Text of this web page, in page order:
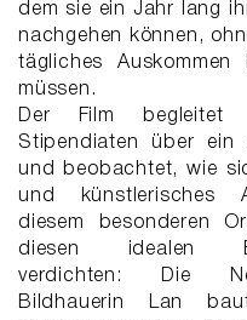
dem sie ein Jahr lang
nachgehen können,
tägliches Auskommen
müssen.
Der Film begleitet
Stipendiaten über ein
und beobachtet, wie
und künstlerisches
diesem besonderen
diesen idealen
verdichten: Die
Bildhauerin Lan